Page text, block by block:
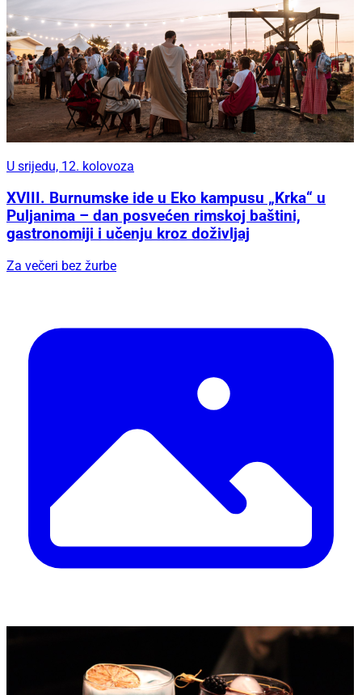
U srijedu, 12. kolovoza
XVIII. Burnumske ide u Eko kampusu „Krka“ u
Puljanima – dan posvećen rimskoj baštini,
gastronomiji i učenju kroz doživljaj
Za večeri bez žurbe